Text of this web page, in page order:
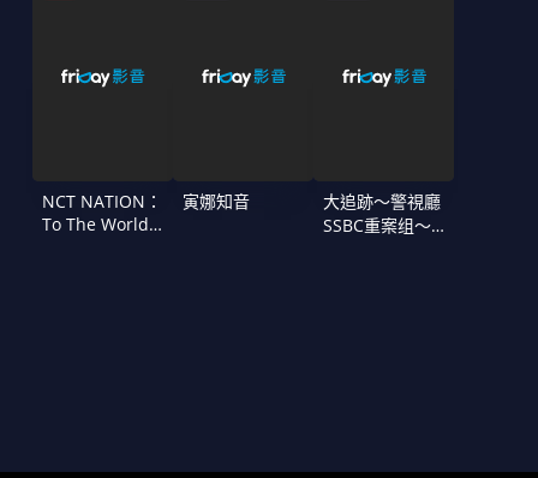
NCT NATION：
To The World
寅娜知音
大追跡〜警視廳
SSBC重案组〜